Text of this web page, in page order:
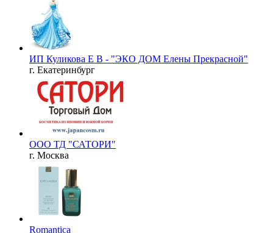
ИП Куликова Е В - "ЭКО ДОМ Елены Прекрасной"
г. Екатеринбург
ООО ТД "САТОРИ"
г. Москва
Romantica